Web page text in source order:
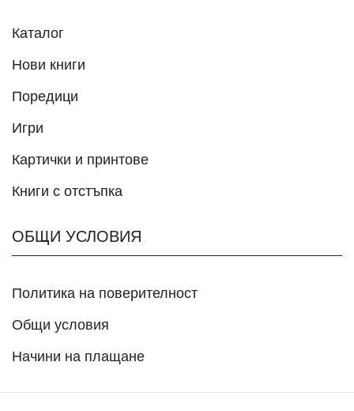
Каталог
Нови книги
Поредици
Игри
Картички и принтове
Книги с отстъпка
ОБЩИ УСЛОВИЯ
Политика на поверителност
Общи условия
Начини на плащане